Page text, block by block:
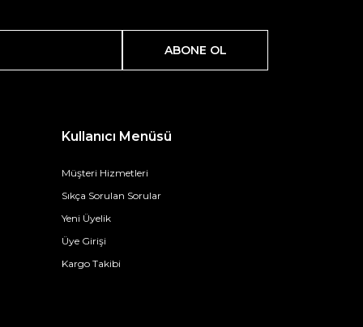
ABONE OL
Kullanıcı Menüsü
Müşteri Hizmetleri
Sıkça Sorulan Sorular
Yeni Üyelik
Üye Girişi
Kargo Takibi